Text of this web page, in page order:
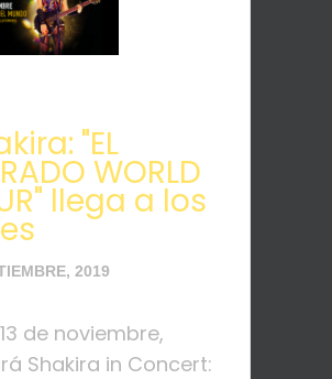
"EL
WORLD
llega a los
2019
de noviembre,
Shakira in Concert: